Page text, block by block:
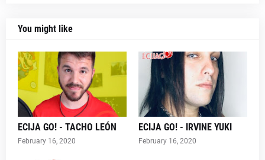
You might like
ECIJA GO! - TACHO LEÓN
February 16, 2020
ECIJA GO! - IRVINE YUKI
February 16, 2020